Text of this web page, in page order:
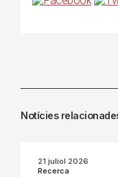
Notícies
21 juliol 2026
Recerca